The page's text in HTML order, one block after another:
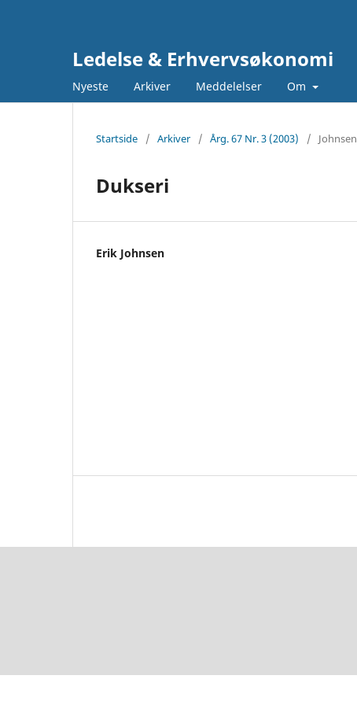
Ledelse & Erhvervsøkonomi
Nyeste Arkiver Meddelelser Om
Startside / Arkiver / Årg. 67 Nr. 3 (2003) /
Dukseri
Erik Johnsen